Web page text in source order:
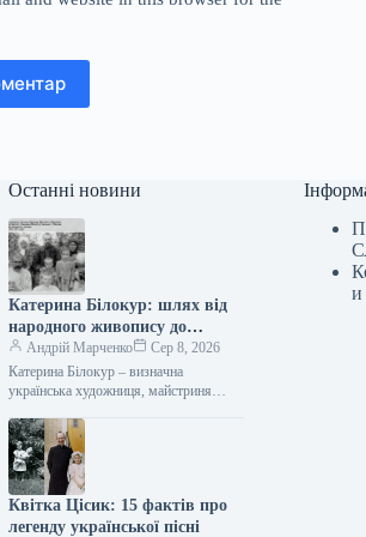
Останні новини
Катерина Білокур: шлях від
народного живопису до
визнання світу
Андрій Марченко
Сер 8, 2026
Катерина Білокур – визначна
українська художниця, майстриня
декоративного живопису. Вона здобула
славу завдяки розкішним полотнам
із…
Квітка Цісик: 15 фактів про
легенду української пісні
и